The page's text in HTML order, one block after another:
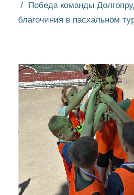
Победа команды
благочиния в пасхальном